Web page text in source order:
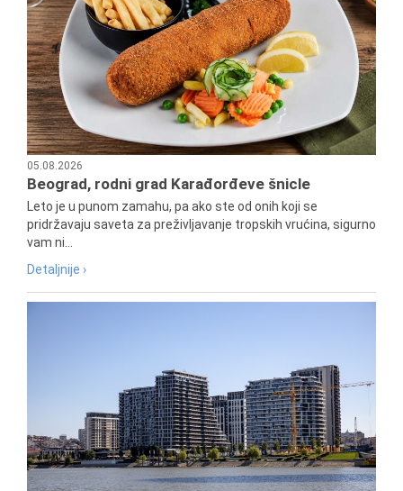
05.08.2026
Beograd, rodni grad Karađorđeve šnicle
Leto je u punom zamahu, pa ako ste od onih koji se
pridržavaju saveta za preživljavanje tropskih vrućina, sigurno
vam ni...
Detaljnije ›